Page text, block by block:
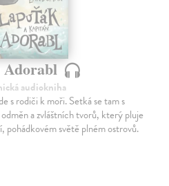
Adorabl
audiokniha
s rodiči k moři. Setká se tam s
a zvláštních tvorů, který pluje
pohádkovém světě plném ostrovů.